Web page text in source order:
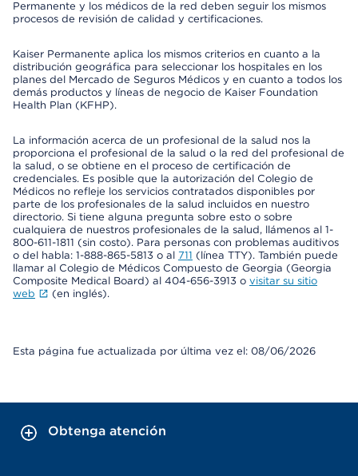
Permanente y los médicos de la red deben seguir los mismos
procesos de revisión de calidad y certificaciones.
Kaiser Permanente aplica los mismos criterios en cuanto a la
distribución geográfica para seleccionar los hospitales en los
planes del Mercado de Seguros Médicos y en cuanto a todos los
demás productos y líneas de negocio de Kaiser Foundation
Health Plan (KFHP).
La información acerca de un profesional de la salud nos la
proporciona el profesional de la salud o la red del profesional de
la salud, o se obtiene en el proceso de certificación de
credenciales. Es posible que la autorización del Colegio de
Médicos no refleje los servicios contratados disponibles por
parte de los profesionales de la salud incluidos en nuestro
directorio. Si tiene alguna pregunta sobre esto o sobre
cualquiera de nuestros profesionales de la salud, llámenos al 1-
800-611-1811 (sin costo). Para personas con problemas auditivos
o del habla: 1-888-865-5813 o al 711 (línea TTY). También puede
llamar al Colegio de Médicos Compuesto de Georgia (Georgia
Composite Medical Board) al 404-656-3913 o visitar su sitio
web
(en inglés).
Esta página fue actualizada por última vez el: 08/06/2026
Obtenga atención